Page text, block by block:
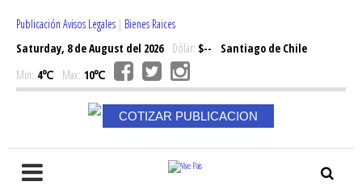
Publicación Avisos Legales | Bienes Raices
Saturday, 8 de August del 2026Dólar: $--
Santiago de Chile
Min: 4℃ Max: 10℃
COTIZAR PUBLICACION